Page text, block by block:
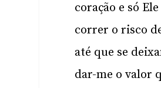
coração e só
correr o risco
até que se
dar-me o valor